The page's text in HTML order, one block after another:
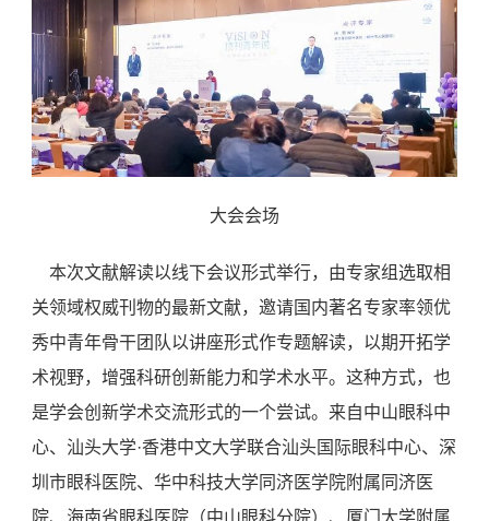
大会会场
本次文献解读以线下会议形式举行，由专家组选取相
关领域权威刊物的最新文献，邀请国内著名专家率领优
秀中青年骨干团队以讲座形式作专题解读，以期开拓学
术视野，增强科研创新能力和学术水平。这种方式，也
是学会创新学术交流形式的一个尝试。来自中山眼科中
心、汕头大学·香港中文大学联合汕头国际眼科中心、深
圳市眼科医院、华中科技大学同济医学院附属同济医